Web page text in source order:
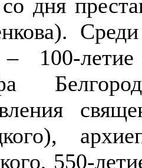
дня
100-летие
550-